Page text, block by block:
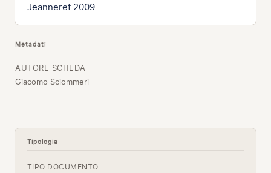
Jeanneret 2009
Metadati
AUTORE SCHEDA
Giacomo Sciommeri
Tipologia
TIPO DOCUMENTO